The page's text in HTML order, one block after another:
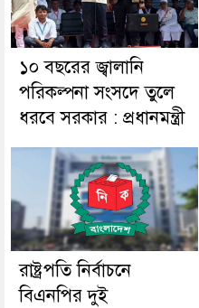
১০ বছরের জ্বালানি
পরিকল্পনা সংসদে তুলে
ধরবে সরকার : প্রধানমন্ত্রী
রাষ্ট্রপতি নির্বাচনে
বিএনপির দুই